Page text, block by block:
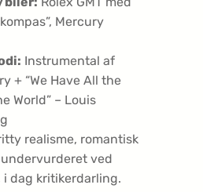
Mercury
Instrumental af
+ “We Have All the
World” – Louis
realisme, romantisk
ved
i dag kritikerdarling.